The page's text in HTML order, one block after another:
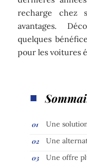
recharge chez
avantages.
quelques
pour les voitures
Une
Une
Une offre